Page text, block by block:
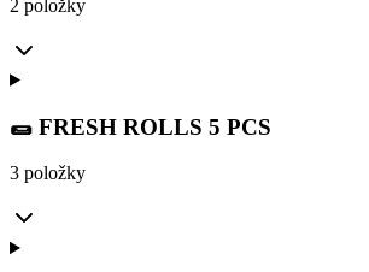
2 položky
🌯 FRESH ROLLS 5 PCS
3 položky